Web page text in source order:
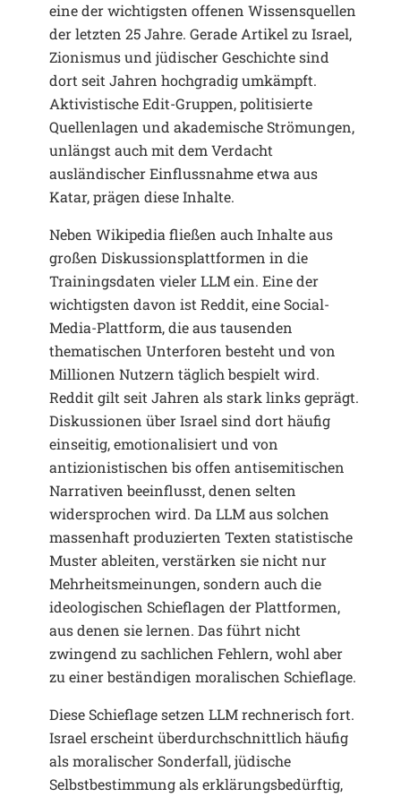
eine der wichtigsten offenen Wissensquellen
der letzten 25 Jahre. Gerade Artikel zu Israel,
Zionismus und jüdischer Geschichte sind
dort seit Jahren hochgradig umkämpft.
Aktivistische Edit-Gruppen, politisierte
Quellenlagen und akademische Strömungen,
unlängst auch mit dem Verdacht
ausländischer Einflussnahme etwa aus
Katar, prägen diese Inhalte.
Neben Wikipedia fließen auch Inhalte aus
großen Diskussionsplattformen in die
Trainingsdaten vieler LLM ein. Eine der
wichtigsten davon ist Reddit, eine Social-
Media-Plattform, die aus tausenden
thematischen Unterforen besteht und von
Millionen Nutzern täglich bespielt wird.
Reddit gilt seit Jahren als stark links geprägt.
Diskussionen über Israel sind dort häufig
einseitig, emotionalisiert und von
antizionistischen bis offen antisemitischen
Narrativen beeinflusst, denen selten
widersprochen wird. Da LLM aus solchen
massenhaft produzierten Texten statistische
Muster ableiten, verstärken sie nicht nur
Mehrheitsmeinungen, sondern auch die
ideologischen Schieflagen der Plattformen,
aus denen sie lernen. Das führt nicht
zwingend zu sachlichen Fehlern, wohl aber
zu einer beständigen moralischen Schieflage.
Diese Schieflage setzen LLM rechnerisch fort.
Israel erscheint überdurchschnittlich häufig
als moralischer Sonderfall, jüdische
Selbstbestimmung als erklärungsbedürftig,